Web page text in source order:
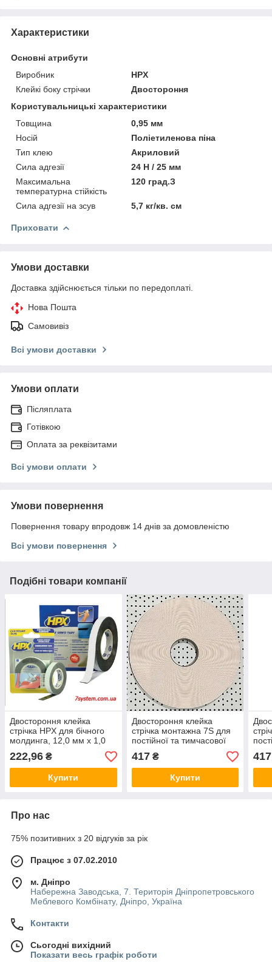
Характеристики
Основні атрибути
Виробник
HPX
Клейкі боку стрічки
Двостороння
Користувальницькі характеристики
Товщина
0,95 мм
Носій
Поліетиленова піна
Тип клею
Акриловий
Сила адгезії
24 Н / 25 мм
Максимальна
температурна стійкість
120 град.З
Сила адгезії на зсув 5,7 кг/кв. см
Приховати
Умови доставки
Доставка здійснюється тільки по передоплаті.
Нова Пошта
Самовивіз
Всі умови доставки
Умови оплати
Післяплата
Готівкою
Оплата за реквізитами
Всі умови оплати
Умови повернення
Повернення товару впродовж 14 днів за домовленістю
Всі умови повернення
Подібні товари компанії
Двостороння клейка
стрічка HPX для бічного
молдинга, 12,0 мм х 1,0
мм, рулон 10 м, чорний
222,96 ₴
Купити
Двостороння клейка
стрічка монтажна 7S для
постійної та тимчасової
фіксації, 12 x 3,0 мм,
рулон 25 м, білий
417₴
Купити
417
Про нас
75% позитивних з 20 відгуків за рік
Працює з 07.02.2010
м. Дніпро
Набережна Заводська, 7. Територія Дніпропетровського
Меблевого Комбінату, Дніпро, Україна
Контакти
Сьогодні вихідний
Показати весь графік роботи